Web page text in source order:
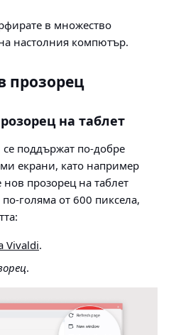
в множество
настолния компютър.
прозорец
на таблет
поддържат по-добре
екрани, като например
нов прозорец на таблет
голяма от 600 пиксела,
Vivaldi.
.